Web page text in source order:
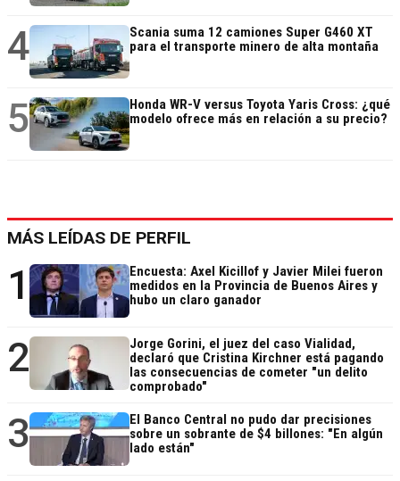
4
Scania suma 12 camiones Super G460 XT
para el transporte minero de alta montaña
5
Honda WR-V versus Toyota Yaris Cross: ¿qué
modelo ofrece más en relación a su precio?
MÁS LEÍDAS DE PERFIL
1
Encuesta: Axel Kicillof y Javier Milei fueron
medidos en la Provincia de Buenos Aires y
hubo un claro ganador
2
Jorge Gorini, el juez del caso Vialidad,
declaró que Cristina Kirchner está pagando
las consecuencias de cometer "un delito
comprobado"
3
El Banco Central no pudo dar precisiones
sobre un sobrante de $4 billones: "En algún
lado están"